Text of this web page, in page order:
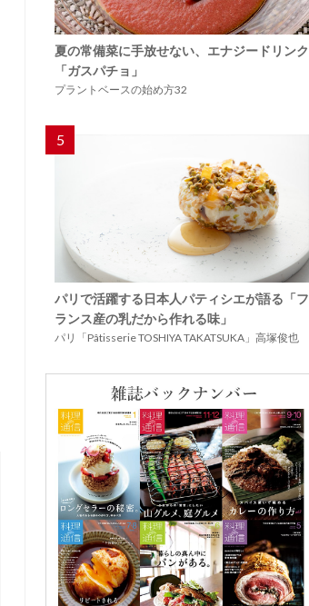
夏の常備菜に手放せない、エナジードリンク
「ガスパチョ」
プラントベースの始め方32
5
パリで活躍する日本人パティシエが語る「フ
ランス産の乳だから作れる味」
パリ「Pâtisserie TOSHIYA TAKATSUKA」高塚俊也